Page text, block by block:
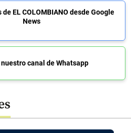
EL COLOMBIANO desde Google
News
canal de Whatsapp